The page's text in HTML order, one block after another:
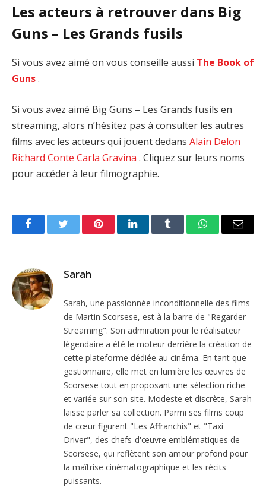
Les acteurs à retrouver dans Big
Guns – Les Grands fusils
Si vous avez aimé on vous conseille aussi The Book of
Guns.
Si vous avez aimé Big Guns – Les Grands fusils en
streaming, alors n’hésitez pas à consulter les autres
films avec les acteurs qui jouent dedans Alain Delon
Richard Conte Carla Gravina . Cliquez sur leurs noms
pour accéder à leur filmographie.
FacebookTwitter PinterestLinkedInTumblr WhatsAppEmail
Sarah
Sarah, une passionnée inconditionnelle des films
de Martin Scorsese, est à la barre de "Regarder
Streaming". Son admiration pour le réalisateur
légendaire a été le moteur derrière la création de
cette plateforme dédiée au cinéma. En tant que
gestionnaire, elle met en lumière les œuvres de
Scorsese tout en proposant une sélection riche
et variée sur son site. Modeste et discrète, Sarah
laisse parler sa collection. Parmi ses films coup
de cœur figurent "Les Affranchis" et "Taxi
Driver", des chefs-d'œuvre emblématiques de
Scorsese, qui reflètent son amour profond pour
la maîtrise cinématographique et les récits
puissants.